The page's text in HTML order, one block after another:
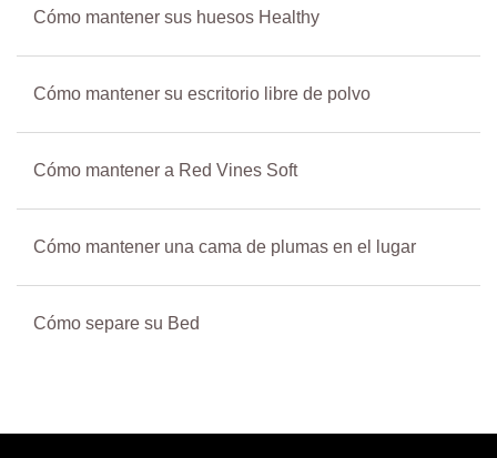
Cómo mantener sus huesos Healthy
Cómo mantener su escritorio libre de polvo
Cómo mantener a Red Vines Soft
Cómo mantener una cama de plumas en el lugar
Cómo separe su Bed